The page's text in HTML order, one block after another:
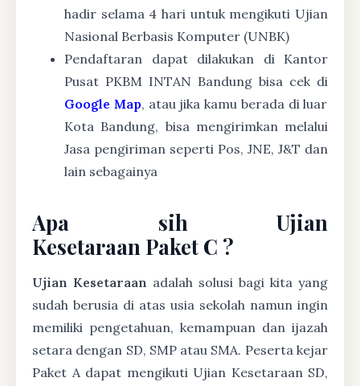
hadir selama 4 hari untuk mengikuti Ujian
Nasional Berbasis Komputer (UNBK)
Pendaftaran dapat dilakukan di Kantor
Pusat PKBM INTAN Bandung bisa cek di
Google Map, atau jika kamu berada di luar
Kota Bandung, bisa mengirimkan melalui
Jasa pengiriman seperti Pos, JNE, J&T dan
lain sebagainya
Apa sih Ujian
Kesetaraan Paket C ?
Ujian Kesetaraan adalah solusi bagi kita yang
sudah berusia di atas usia sekolah namun ingin
memiliki pengetahuan, kemampuan dan ijazah
setara dengan SD, SMP atau SMA. Peserta kejar
Paket A dapat mengikuti Ujian Kesetaraan SD,